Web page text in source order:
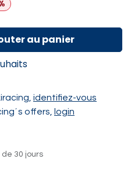
au panier
identifiez-vous
offers,
login
30 jours